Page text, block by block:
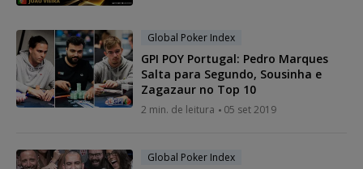
Global Poker Index
GPI POY Portugal: Pedro Marques
Salta para Segundo, Sousinha e
Zagazaur no Top 10
2 min. de leitura 05 set 2019
Global Poker Index